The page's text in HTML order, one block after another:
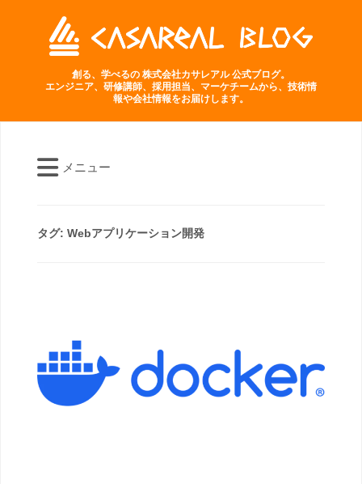
創る、学べるの 株式会社カサレアル 公式ブログ。
エンジニア、研修講師、採用担当、マーケチームから、技術情
報や会社情報をお届けします。
メニュー
タグ: Webアプリケーション開発